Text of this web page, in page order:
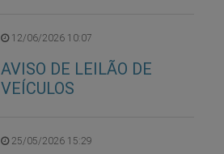
12/06/2026 10:07
AVISO DE LEILÃO DE
VEÍCULOS
25/05/2026 15:29